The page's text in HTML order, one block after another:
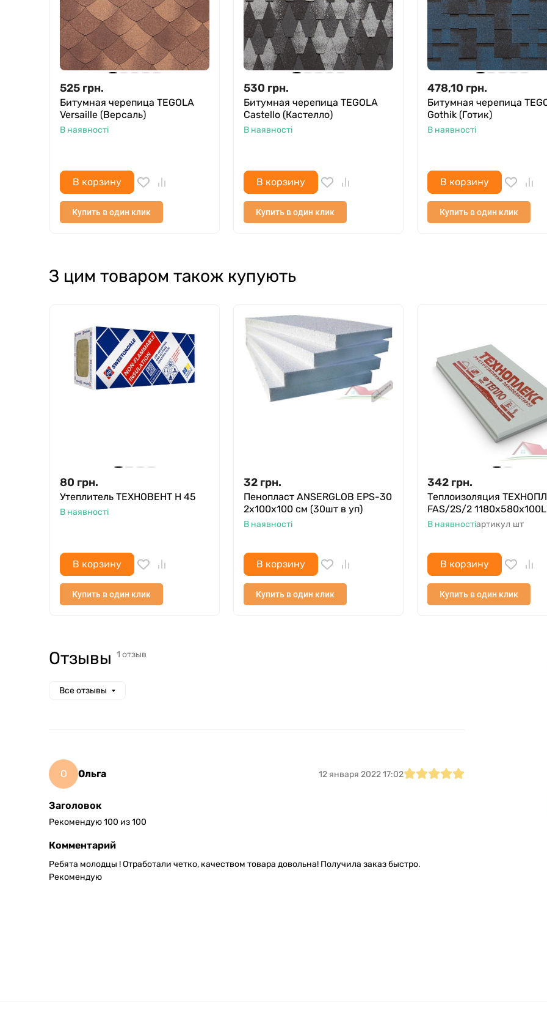
525 грн.
Битумная черепица TEGOLA
Versaille (Версаль)
В наявності
В корзину
Купить в один клик
530 грн.
Битумная черепица TEGOLA
Castello (Кастелло)
В наявності
В корзину
Купить в один клик
478,10 грн.
Битумная черепица
Gothik (Готик)
В наявності
В корзину
Купить в один клик
З цим товаром також купують
80 грн.
Утеплитель ТЕХНОВЕНТ Н 45
В наявності
В корзину
Купить в один клик
32 грн.
Пенопласт ANSERGLOB EPS-30
2х100х100 см (30шт в уп)
В наявності
В корзину
Купить в один клик
342 грн.
Теплоизоляция
FAS/2S/2 1180х580х100L
В наявностіартикул шт
В корзину
Купить в один клик
Отзывы (1)
Отзывы 1 отзыв
Все отзывы
О Ольга 12 января 2022 17:02
Заголовок
Рекомендую 100 из 100
Комментарий
Ребята молодцы ! Отработали четко, качеством товара довольна! Получила заказ быстро.
Рекомендую